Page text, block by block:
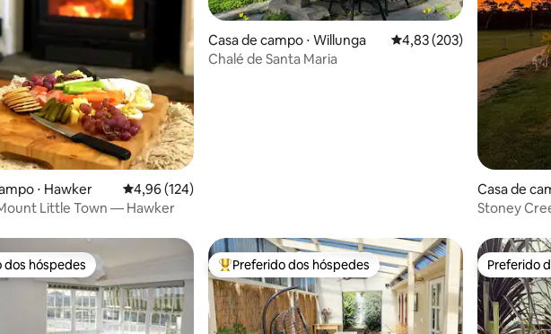
de 5, 434 avaliações
⋅ Hawker 4,96 de uma avaliação média de 5, 124 avaliações
4,96 (124)
Little Town — Hawker
Casa de campo ⋅ Willunga 4,83 de uma avaliação
4,83 (203)
Chalé de Santa Maria
Casa de
Stoney
dos hóspedes
dos hóspedes Entre os melhores preferidos dos hóspedes
Preferido dos hóspedes Preferido
Preferido